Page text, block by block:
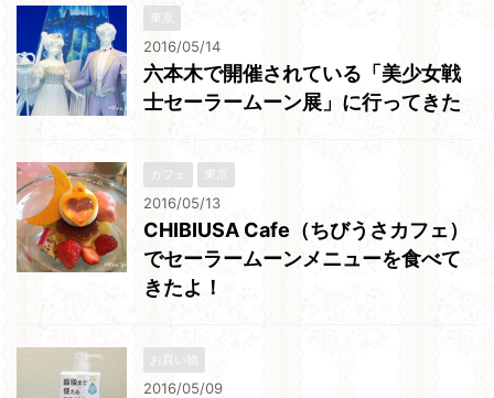
東京
2016/05/14
六本木で開催されている「美少女戦
士セーラームーン展」に行ってきた
カフェ 東京
2016/05/13
CHIBIUSA Cafe（ちびうさカフェ）
でセーラームーンメニューを食べて
きたよ！
お買い物
2016/05/09